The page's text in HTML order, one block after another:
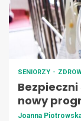
SENIORZY
nowy
Joanna